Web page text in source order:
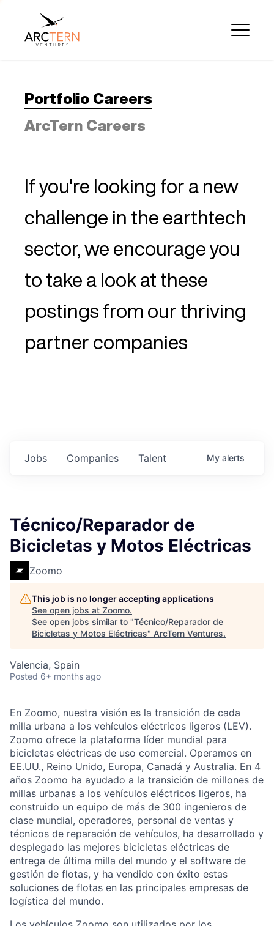
Portfolio Careers
ArcTern Careers
If you're looking for a new
challenge in the earthtech
sector, we encourage you
to take a look at these
postings from our thriving
partner companies
Jobs Companies Talent My alerts
Técnico/Reparador de
Bicicletas y Motos Eléctricas
Zoomo
This job is no longer accepting applications
See open jobs at Zoomo.
See open jobs similar to "Técnico/Reparador de
Bicicletas y Motos Eléctricas" ArcTern Ventures.
Valencia, Spain
Posted 6+ months ago
En Zoomo, nuestra visión es la transición de cada
milla urbana a los vehículos eléctricos ligeros (LEV).
Zoomo ofrece la plataforma líder mundial para
bicicletas eléctricas de uso comercial. Operamos en
EE.UU., Reino Unido, Europa, Canadá y Australia. En 4
años Zoomo ha ayudado a la transición de millones de
millas urbanas a los vehículos eléctricos ligeros, ha
construido un equipo de más de 300 ingenieros de
clase mundial, operadores, personal de ventas y
técnicos de reparación de vehículos, ha desarrollado y
desplegado las mejores bicicletas eléctricas de
entrega de última milla del mundo y el software de
gestión de flotas, y ha vendido con éxito estas
soluciones de flotas en las principales empresas de
logística del mundo.